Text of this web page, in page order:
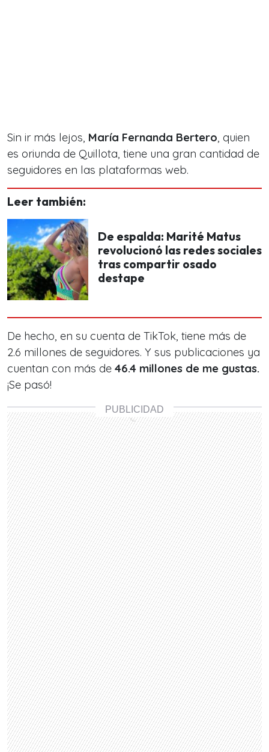
Sin ir más lejos, María Fernanda Bertero, quien
es oriunda de Quillota, tiene una gran cantidad de
seguidores en las plataformas web.
Leer también:
De espalda: Marité Matus
revolucionó las redes sociales
tras compartir osado
destape
De hecho, en su cuenta de TikTok, tiene más de
2.6 millones de seguidores. Y sus publicaciones ya
cuentan con más de 46.4 millones de me gustas.
¡Se pasó!